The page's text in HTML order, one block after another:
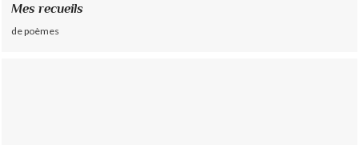
Mes recueils
de poèmes